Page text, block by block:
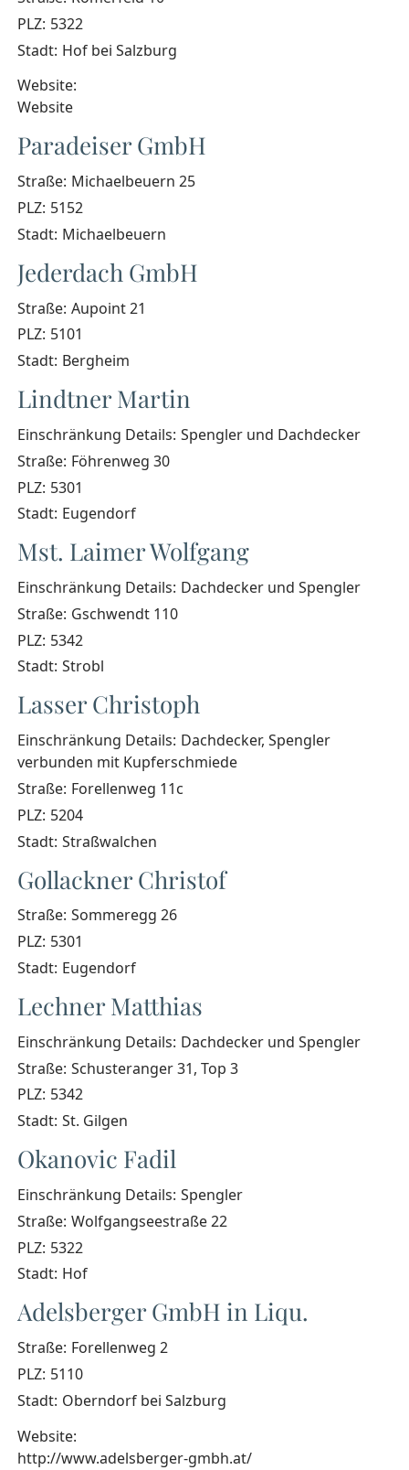
PLZ: 5322
Stadt: Hof bei Salzburg
Website:
Website
Paradeiser GmbH
Straße: Michaelbeuern 25
PLZ: 5152
Stadt: Michaelbeuern
Jederdach GmbH
Straße: Aupoint 21
PLZ: 5101
Stadt: Bergheim
Lindtner Martin
Einschränkung Details: Spengler und Dachdecker
Straße: Föhrenweg 30
PLZ: 5301
Stadt: Eugendorf
Mst. Laimer Wolfgang
Einschränkung Details: Dachdecker und Spengler
Straße: Gschwendt 110
PLZ: 5342
Stadt: Strobl
Lasser Christoph
Einschränkung Details: Dachdecker, Spengler
verbunden mit Kupferschmiede
Straße: Forellenweg 11c
PLZ: 5204
Stadt: Straßwalchen
Gollackner Christof
Straße: Sommeregg 26
PLZ: 5301
Stadt: Eugendorf
Lechner Matthias
Einschränkung Details: Dachdecker und Spengler
Straße: Schusteranger 31, Top 3
PLZ: 5342
Stadt: St. Gilgen
Okanovic Fadil
Einschränkung Details: Spengler
Straße: Wolfgangseestraße 22
PLZ: 5322
Stadt: Hof
Adelsberger GmbH in Liqu.
Straße: Forellenweg 2
PLZ: 5110
Stadt: Oberndorf bei Salzburg
Website:
http://www.adelsberger-gmbh.at/